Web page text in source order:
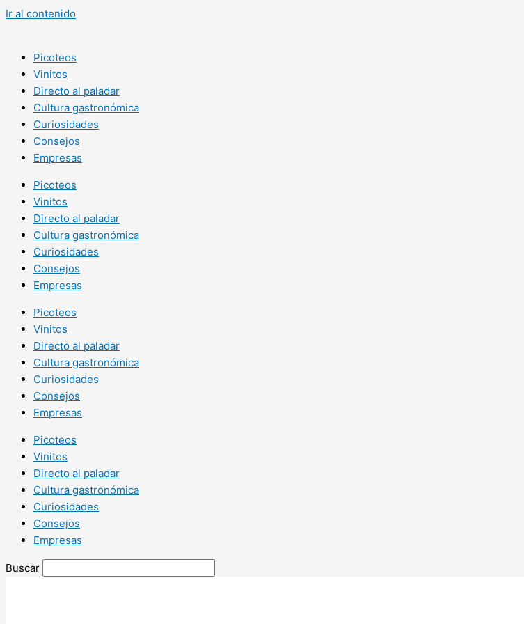
Ir al contenido
Picoteos
Vinitos
Directo al paladar
Cultura gastronómica
Curiosidades
Consejos
Empresas
Picoteos
Vinitos
Directo al paladar
Cultura gastronómica
Curiosidades
Consejos
Empresas
Picoteos
Vinitos
Directo al paladar
Cultura gastronómica
Curiosidades
Consejos
Empresas
Picoteos
Vinitos
Directo al paladar
Cultura gastronómica
Curiosidades
Consejos
Empresas
Buscar